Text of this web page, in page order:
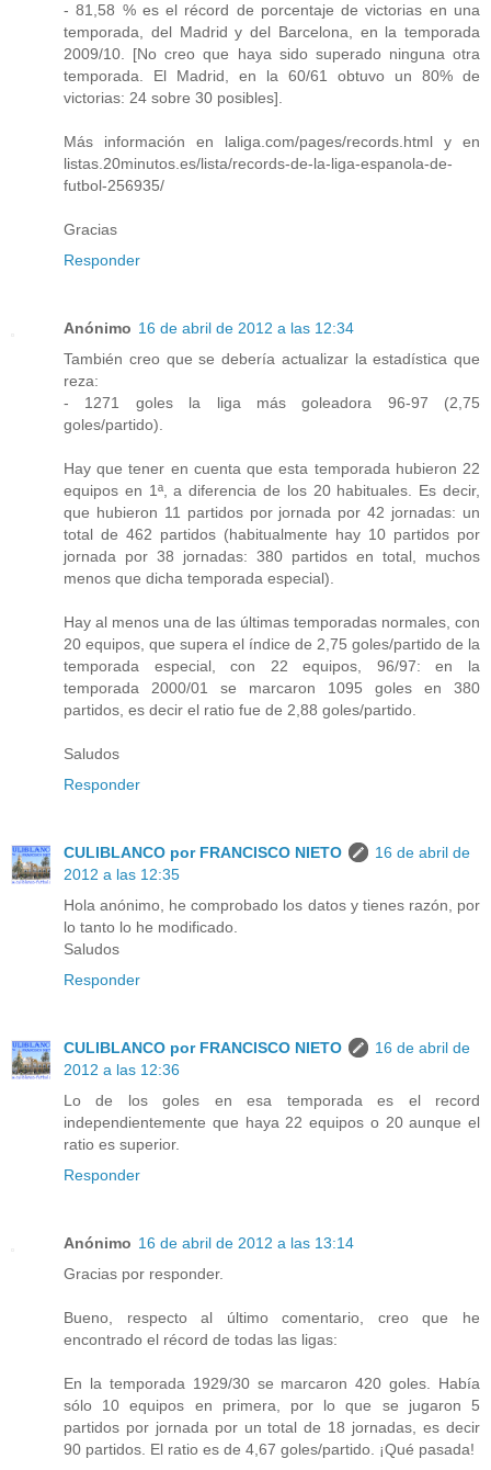
- 81,58 % es el récord de porcentaje de victorias en una
temporada, del Madrid y del Barcelona, en la temporada
2009/10. [No creo que haya sido superado ninguna otra
temporada. El Madrid, en la 60/61 obtuvo un 80% de
victorias: 24 sobre 30 posibles].
Más información en laliga.com/pages/records.html y en
listas.20minutos.es/lista/records-de-la-liga-espanola-de-
futbol-256935/
Gracias
Responder
Anónimo 16 de abril de 2012 a las 12:34
También creo que se debería actualizar la estadística que
reza:
- 1271 goles la liga más goleadora 96-97 (2,75
goles/partido).
Hay que tener en cuenta que esta temporada hubieron 22
equipos en 1ª, a diferencia de los 20 habituales. Es decir,
que hubieron 11 partidos por jornada por 42 jornadas: un
total de 462 partidos (habitualmente hay 10 partidos por
jornada por 38 jornadas: 380 partidos en total, muchos
menos que dicha temporada especial).
Hay al menos una de las últimas temporadas normales, con
20 equipos, que supera el índice de 2,75 goles/partido de la
temporada especial, con 22 equipos, 96/97: en la
temporada 2000/01 se marcaron 1095 goles en 380
partidos, es decir el ratio fue de 2,88 goles/partido.
Saludos
Responder
CULIBLANCO por FRANCISCO NIETO
16 de abril de
2012 a las 12:35
Hola anónimo, he comprobado los datos y tienes razón, por
lo tanto lo he modificado.
Saludos
Responder
CULIBLANCO por FRANCISCO NIETO
16 de abril de
2012 a las 12:36
Lo de los goles en esa temporada es el record
independientemente que haya 22 equipos o 20 aunque el
ratio es superior.
Responder
Anónimo 16 de abril de 2012 a las 13:14
Gracias por responder.
Bueno, respecto al último comentario, creo que he
encontrado el récord de todas las ligas:
En la temporada 1929/30 se marcaron 420 goles. Había
sólo 10 equipos en primera, por lo que se jugaron 5
partidos por jornada por un total de 18 jornadas, es decir
90 partidos. El ratio es de 4,67 goles/partido. ¡Qué pasada!